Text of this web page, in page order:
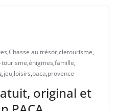
,Chasse au trésor,cletourisme,
tourisme,énigmes,famille,
,jeu,loisirs,paca,provence
original et